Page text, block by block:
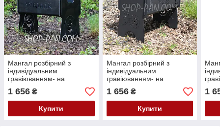
Мангал розбірний з
індивідуальним
гравіюванням- на
подарунок
1 656 ₴
Купити
Мангал розбірний з
індивідуальним
гравіюванням- на
подарунок
1 656₴
Купити
1